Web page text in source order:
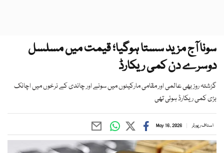
سونا آج مزید سستا ہوگیا؛ قیمت میں مسلسل
دوسرے دن کمی ریکارڈ
گزشتہ روز بھی عالمی اور مقامی مارکیٹوں میں سونے اور چاندی کے نرخوں میں اچانک
بڑی کمی ریکارڈ ہوئی تھی
اسٹاف رپورٹر May 16, 2026